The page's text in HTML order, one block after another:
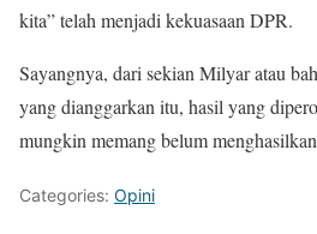
kita” telah menjadi kekuasaan DPR.
Sayangnya, dari sekian Milyar atau
yang dianggarkan itu, hasil yang
mungkin memang belum
Categories: Opini